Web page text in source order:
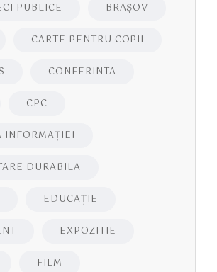
PUBLICE BRAŞOV
CARTE PENTRU COPII
CONFERINTA
CPC
INFORMAŢIEI
DURABILA
EDUCAŢIE
EXPOZITIE
FILM